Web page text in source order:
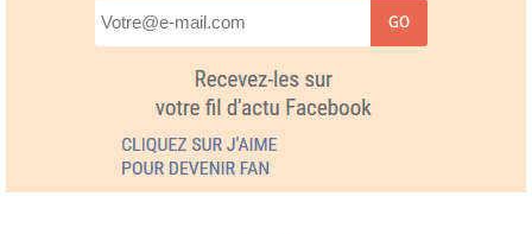
GO